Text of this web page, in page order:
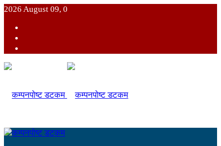
2026 August 09, 0